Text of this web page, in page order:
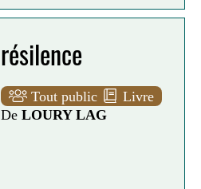
résilence
Tout public
Livre
De LOURY LAG